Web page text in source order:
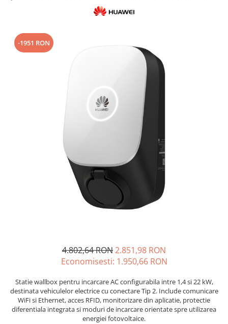
Cabluri semnalizare si control
Conductori flexibili cupru
Cabluri semnalizare incendiu
-1951 RON
4.802,64 RON2.851,98 RON
Economisesti: 1.950,66 RON
Statie wallbox pentru incarcare AC configurabila intre 1,4 si 22 kW,
destinata vehiculelor electrice cu conectare Tip 2. Include comunicare
WiFi si Ethernet, acces RFID, monitorizare din aplicatie, protectie
diferentiala integrata si moduri de incarcare orientate spre utilizarea
energiei fotovoltaice.